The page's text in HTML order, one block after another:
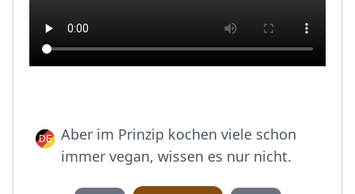
Aber im Prinzip kochen viele schon
immer vegan, wissen es nur nicht.